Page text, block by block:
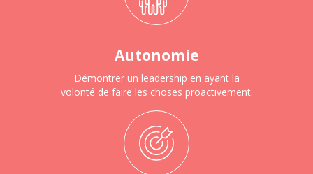
Autonomie
Démontrer un leadership en ayant la
volonté de faire les choses proactivement.